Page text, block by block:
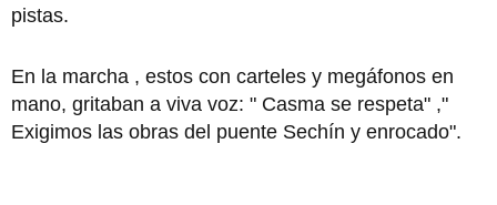
pistas.
En la marcha , estos con carteles y megáfonos en
mano, gritaban a viva voz: " Casma se respeta" ,"
Exigimos las obras del puente Sechín y enrocado".